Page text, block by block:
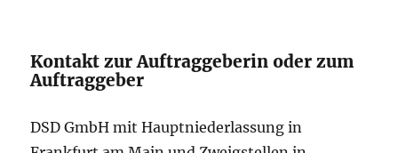
Kontakt zur Auftraggeberin oder zum
Auftraggeber
DSD GmbH mit Hauptniederlassung in